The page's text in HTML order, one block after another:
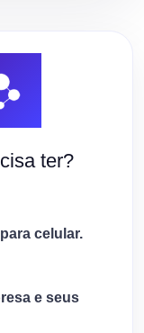
ter?
celular.
e seus